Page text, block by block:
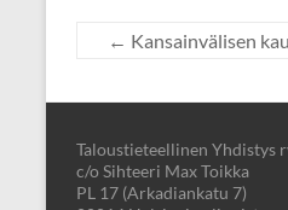
← Kansainvälisen
Taloustieteellinen Yhdistys
c/o Sihteeri Max Toikka
PL 17 (Arkadiankatu 7)